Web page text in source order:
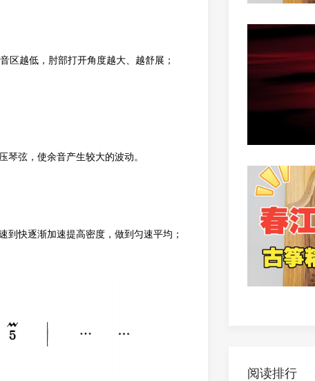
区越低，肘部打开角度越大、越舒展；
弦，使余音产生较大的波动。
快逐渐加速提高密度，做到匀速平均；
阅读排行